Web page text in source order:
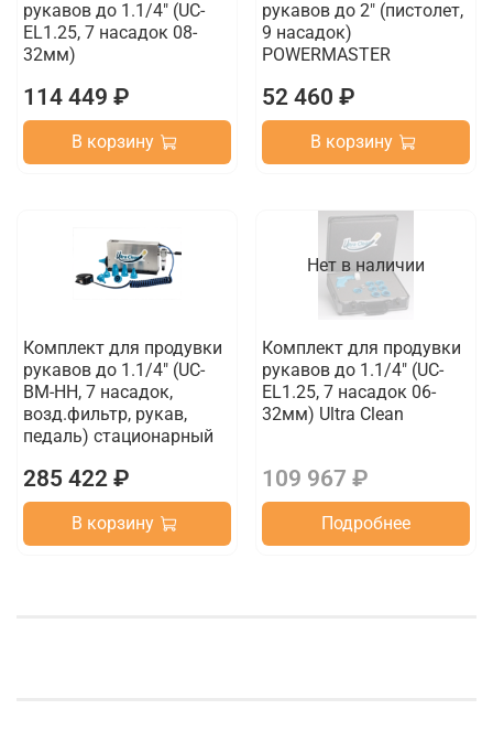
рукавов до 1.1/4" (UC-
EL1.25, 7 насадок 08-
32мм)
114 449 ₽
В корзину
рукавов до 2" (пистолет,
9 насадок)
POWERMASTER
52 460 ₽
В корзину
Комплект для продувки
рукавов до 1.1/4" (UC-
BM-HH, 7 насадок,
возд.фильтр, рукав,
педаль) стационарный
285 422 ₽
В корзину
Нет в наличии
Комплект для продувки
рукавов до 1.1/4" (UC-
EL1.25, 7 насадок 06-
32мм) Ultra Clean
109 967 ₽
Подробнее